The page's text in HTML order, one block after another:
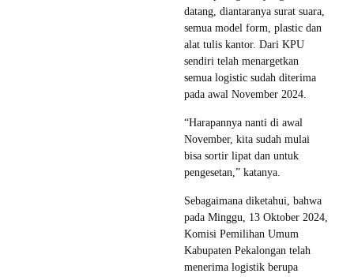
datang, diantaranya surat suara,
semua model form, plastic dan
alat tulis kantor. Dari KPU
sendiri telah menargetkan
semua logistic sudah diterima
pada awal November 2024.
“Harapannya nanti di awal
November, kita sudah mulai
bisa sortir lipat dan untuk
pengesetan,” katanya.
Sebagaimana diketahui, bahwa
pada Minggu, 13 Oktober 2024,
Komisi Pemilihan Umum
Kabupaten Pekalongan telah
menerima logistik berupa